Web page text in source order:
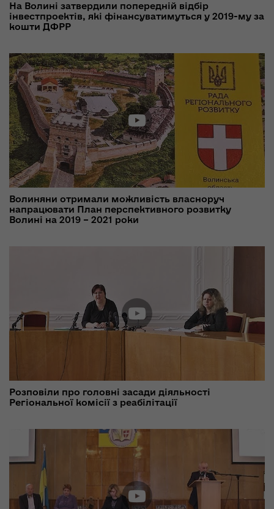
На Волині затвердили попередній відбір
інвестпроектів, які фінансуватимуться у 2019-му за
кошти ДФРР
Волиняни отримали можливість власноруч
напрацювати План перспективного розвитку
Волині на 2019 – 2021 роки
Розповіли про головні засади діяльності
Регіональної комісії з реабілітації